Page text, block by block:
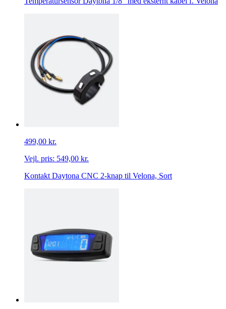
499,00 kr.
Vejl. pris: 549,00 kr.
Kontakt Daytona CNC 2-knap til Velona, Sort